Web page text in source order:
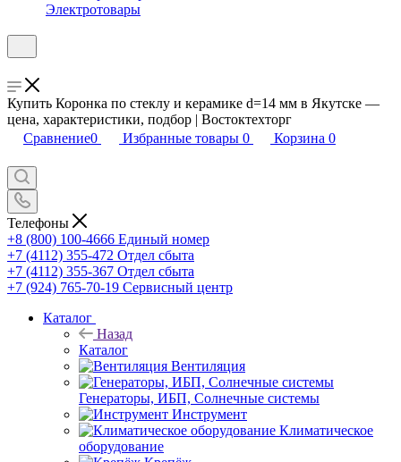
Электротовары
Купить Коронка по стеклу и керамике d=14 мм в Якутске —
цена, характеристики, подбор | Востоктехторг
Сравнение0 Избранные товары 0 Корзина 0
Телефоны
+8 (800) 100-4666 Единый номер
+7 (4112) 355-472 Отдел сбыта
+7 (4112) 355-367 Отдел сбыта
+7 (924) 765-70-19 Сервисный центр
Каталог
Назад
Каталог
Вентиляция
Генераторы, ИБП, Солнечные системы
Инструмент
Климатическое
оборудование